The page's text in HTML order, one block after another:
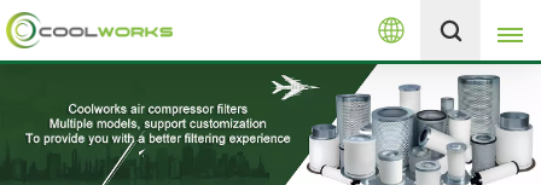
Español
English
+8613525046291